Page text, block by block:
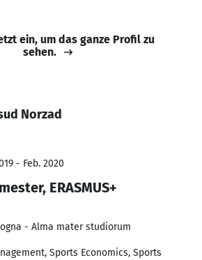
ein, um das ganze Profil zu
sehen.
Norzad
- Feb. 2020
ERASMUS+
- Alma mater studiorum
Sports Economics, Sports